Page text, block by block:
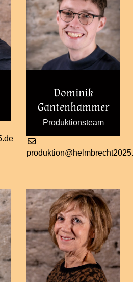
Dominik
Gantenhammer
Produktionsteam